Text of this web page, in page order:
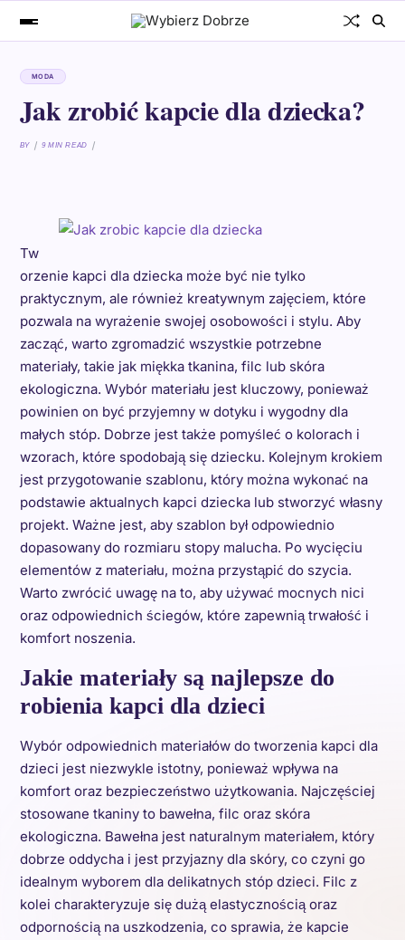
MODA
Jak zrobić kapcie dla dziecka?
BY 9 MIN READ
Tw
orzenie kapci dla dziecka może być nie tylko
praktycznym, ale również kreatywnym zajęciem, które
pozwala na wyrażenie swojej osobowości i stylu. Aby
zacząć, warto zgromadzić wszystkie potrzebne
materiały, takie jak miękka tkanina, filc lub skóra
ekologiczna. Wybór materiału jest kluczowy, ponieważ
powinien on być przyjemny w dotyku i wygodny dla
małych stóp. Dobrze jest także pomyśleć o kolorach i
wzorach, które spodobają się dziecku. Kolejnym krokiem
jest przygotowanie szablonu, który można wykonać na
podstawie aktualnych kapci dziecka lub stworzyć własny
projekt. Ważne jest, aby szablon był odpowiednio
dopasowany do rozmiaru stopy malucha. Po wycięciu
elementów z materiału, można przystąpić do szycia.
Warto zwrócić uwagę na to, aby używać mocnych nici
oraz odpowiednich ściegów, które zapewnią trwałość i
komfort noszenia.
Jakie materiały są najlepsze do
robienia kapci dla dzieci
Wybór odpowiednich materiałów do tworzenia kapci dla
dzieci jest niezwykle istotny, ponieważ wpływa na
komfort oraz bezpieczeństwo użytkowania. Najczęściej
stosowane tkaniny to bawełna, filc oraz skóra
ekologiczna. Bawełna jest naturalnym materiałem, który
dobrze oddycha i jest przyjazny dla skóry, co czyni go
idealnym wyborem dla delikatnych stóp dzieci. Filc z
kolei charakteryzuje się dużą elastycznością oraz
odpornością na uszkodzenia, co sprawia, że kapcie